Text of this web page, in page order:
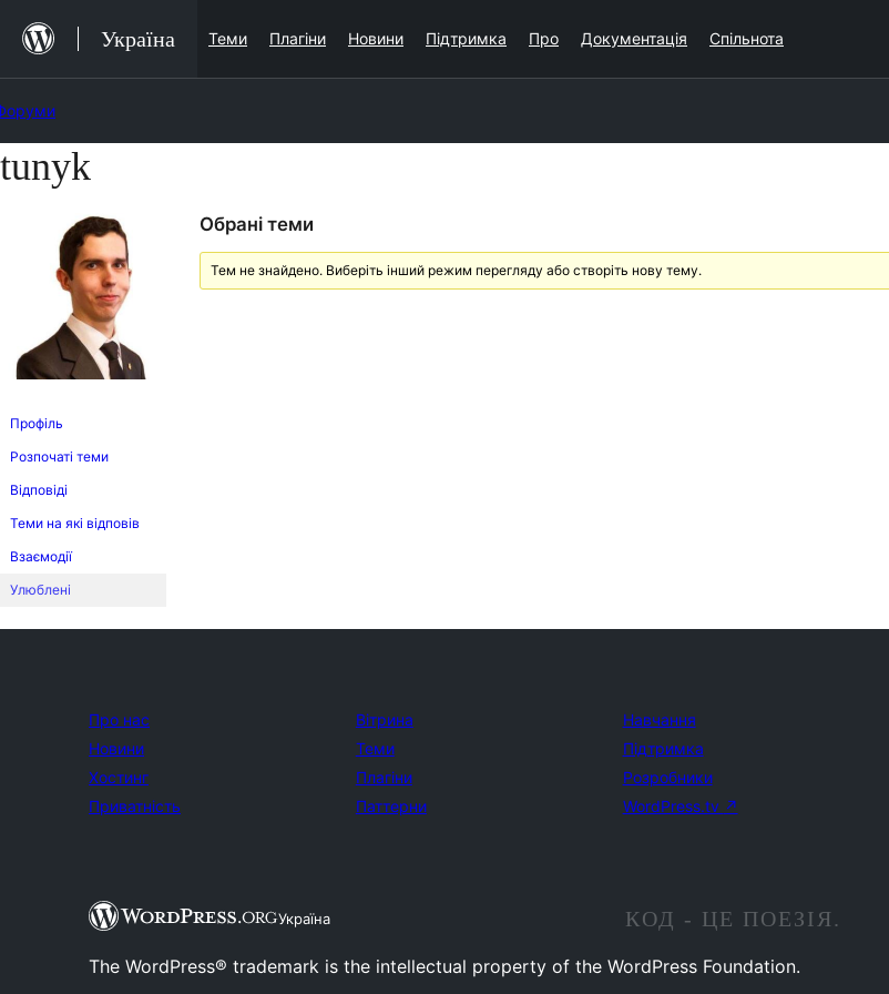
вмісту
Україна Теми Плагіни Новини Підтримка Про Документація Спільнота
Перейти
tunyk
Профіль
Розпочаті теми
Відповіді
Теми на які відповів
Взаємодії
Улюблені
Обрані теми
Тем не знайдено. Виберіть інший режим перегляду або створіть нову тему.
Про нас
Новини
Хостинг
Приватність
Вітрина
Теми
Плагіни
Паттерни
Навчання
Підтримка
Розробники
WordPress.tv ↗
Україна КОД - ЦЕ ПОЕЗІЯ.
The WordPress® trademark is the intellectual property of the WordPress Foundation.